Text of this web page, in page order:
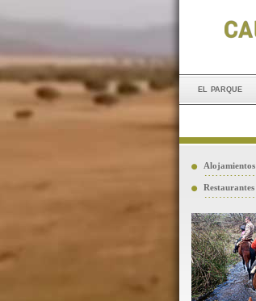
el parque
Alojamientos
Restaurantes